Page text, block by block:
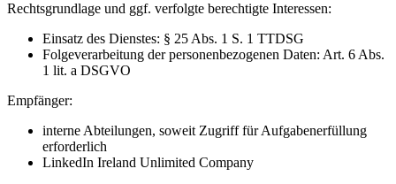
Rechtsgrundlage und ggf. verfolgte berechtigte Interessen:
Einsatz des Dienstes: § 25 Abs. 1 S. 1 TTDSG
Folgeverarbeitung der personenbezogenen Daten: Art. 6 Abs.
1 lit. a DSGVO
Empfänger:
interne Abteilungen, soweit Zugriff für Aufgabenerfüllung
erforderlich
LinkedIn Ireland Unlimited Company